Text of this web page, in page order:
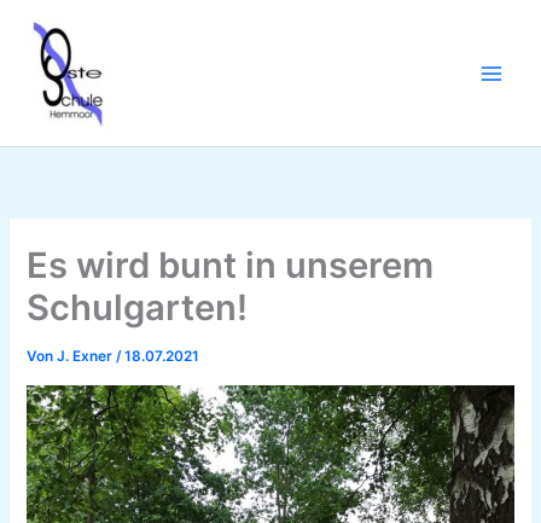
Inhalt
springen
Es wird bunt in unserem
Schulgarten!
VonJ. Exner/18.07.2021